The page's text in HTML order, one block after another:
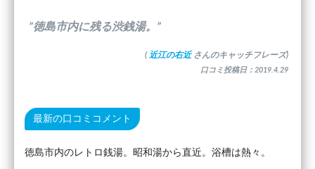
”徳島市内に残る渋銭湯。”
( 近江の右近 さんのキャッチフレーズ)
口コミ投稿日：2019.4.29
最新の口コミコメント
徳島市内のレトロ銭湯。昭和湯から直近。浴槽は熱々。